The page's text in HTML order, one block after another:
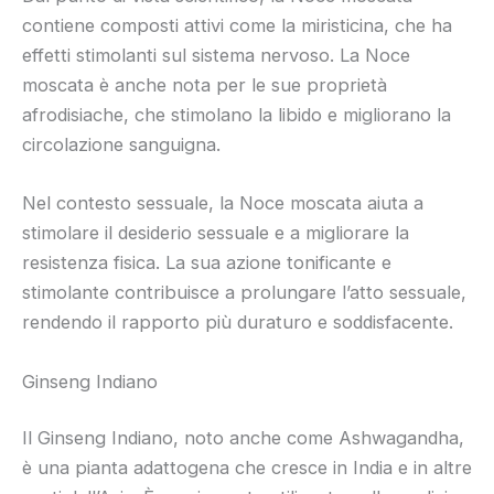
contiene composti attivi come la miristicina, che ha
effetti stimolanti sul sistema nervoso. La Noce
moscata è anche nota per le sue proprietà
afrodisiache, che stimolano la libido e migliorano la
circolazione sanguigna.
Nel contesto sessuale, la Noce moscata aiuta a
stimolare il desiderio sessuale e a migliorare la
resistenza fisica. La sua azione tonificante e
stimolante contribuisce a prolungare l’atto sessuale,
rendendo il rapporto più duraturo e soddisfacente.
Ginseng Indiano
Il Ginseng Indiano, noto anche come Ashwagandha,
è una pianta adattogena che cresce in India e in altre